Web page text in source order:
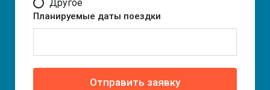
Другое
Планируемые даты поездки
Отправить заявку